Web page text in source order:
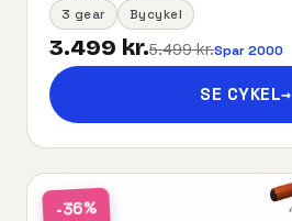
3 gear Bycykel
3.499 kr.5.499 kr.Spar 2000
SE CYKEL→
-36%